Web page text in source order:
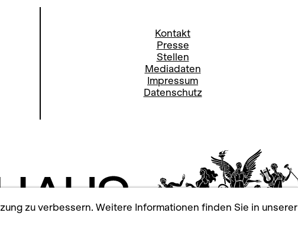
Kontakt
Presse
Stellen
Mediadaten
Impressum
Datenschutz
zu verbessern. Weitere Informationen finden Sie in unserer